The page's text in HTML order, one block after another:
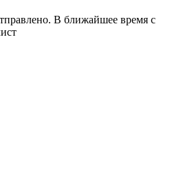
В ближайшее время с